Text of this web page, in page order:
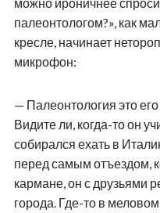
палеонтологом?», как
кресле, начинает
микрофон:
— Палеонтология это
Видите ли, когда-то он
собирался ехать в
перед самым отъездом,
кармане, он с друзьями
города. Где-то в